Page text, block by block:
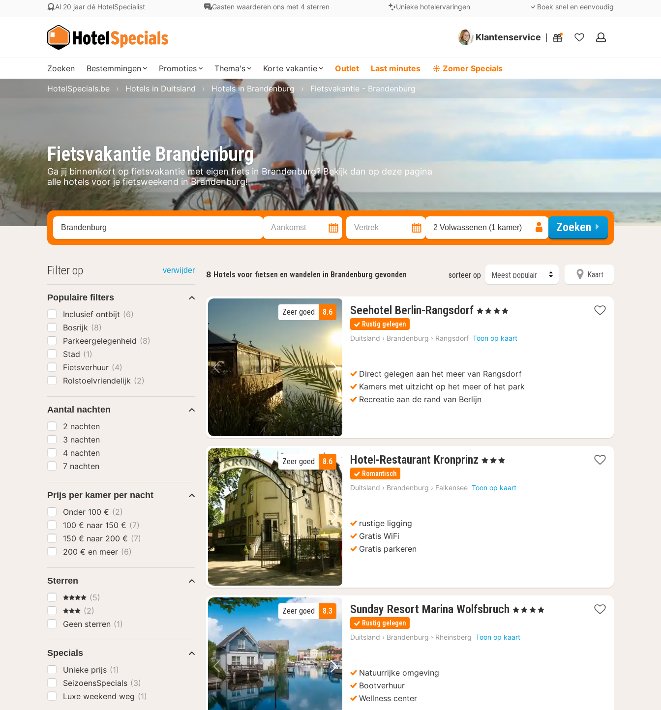
Al 20 jaar dé HotelSpecialist Gasten waarderen ons met 4 sterren Unieke hotelervaringen Boek snel en eenvoudig
Klantenservice
Mijn
Zoeken Bestemmingen Promoties Thema's Korte vakantie Outlet Last minutes ☀️ Zomer Specials
Fietsvakantie Brandenburg
Ga jij binnenkort op fietsvakantie met eigen fiets in Brandenburg? Bekijk dan op deze pagina
alle hotels voor je fietsweekend in Brandenburg!
HotelSpecials.be Hotels in Duitsland Hotels in Brandenburg Fietsvakantie - Brandenburg
Zoek op hotel, regio of stad Aankomst Vertrek 2 Volwassenen (1 kamer) Zoeken
8 Hotels voor fietsen en wandelen in Brandenburg gevonden sorteer op Kaart
Vorige foto Volgende foto
8.6
Zeer goed Seehotel Berlin-Rangsdorf 1
vanaf
117
, 4 Sterren
Rustig gelegen
Duitsland › Brandenburg › Rangsdorf Toon op kaart
Direct gelegen aan het meer van Rangsdorf
Kamers met uitzicht op het meer of het park
Recreatie aan de rand van Berlijn
Vorige foto Volgende foto
8.6
Zeer goed Hotel-Restaurant Kronprinz 1
vanaf
114,76
, 3 Sterren
Romantisch
Duitsland › Brandenburg › Falkensee Toon op kaart
rustige ligging
Gratis WiFi
Gratis parkeren
Vorige foto Volgende foto
8.3
Zeer goed Sunday Resort Marina Wolfsbruch 2
vanaf
99
, 4 Sterren
Rustig gelegen
Duitsland › Brandenburg › Rheinsberg Toon op kaart
Natuurrijke omgeving
Bootverhuur
Wellness center
Filter op verwijder
Populaire filters
Inclusief ontbijt (6)
Bosrijk (8)
Parkeergelegenheid (8)
Stad (1)
Fietsverhuur (4)
Rolstoelvriendelijk (2)
Aantal nachten
2 nachten
3 nachten
4 nachten
7 nachten
Prijs per kamer per nacht
Onder 100 € (2)
100 € naar 150 € (7)
150 € naar 200 € (7)
200 € en meer (6)
Sterren
4 Sterren
(5)
3 Sterren
(2)
Geen sterren (1)
Specials
Unieke prijs (1)
SeizoensSpecials (3)
Luxe weekend weg (1)